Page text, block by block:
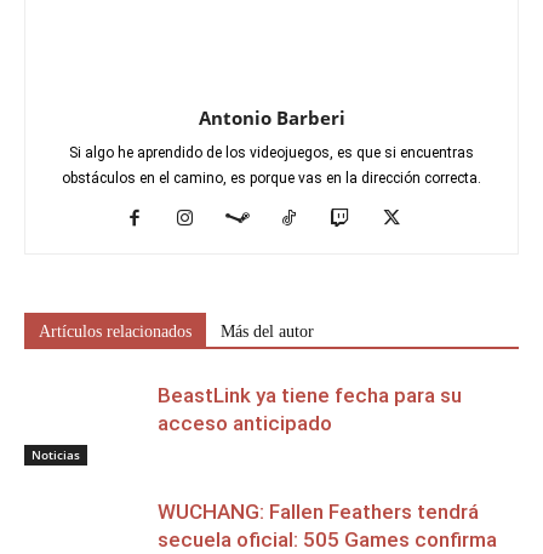
Antonio Barberi
Si algo he aprendido de los videojuegos, es que si encuentras
obstáculos en el camino, es porque vas en la dirección correcta.
Artículos relacionados Más del autor
Noticias
BeastLink ya tiene fecha para su
acceso anticipado
WUCHANG: Fallen Feathers tendrá
secuela oficial: 505 Games confirma